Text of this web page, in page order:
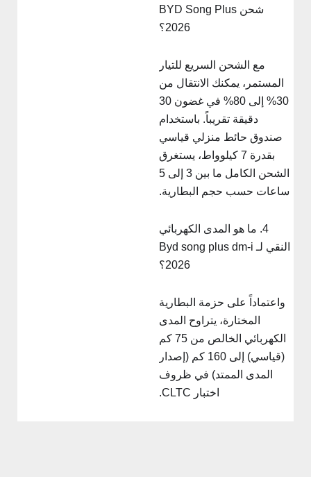
شحن BYD Song Plus
2026؟
مع الشحن السريع للتيار
المستمر، يمكنك الانتقال من
30% إلى 80% في غضون 30
دقيقة تقريباً. باستخدام
صندوق حائط منزلي قياسي
بقدرة 7 كيلوواط، يستغرق
الشحن الكامل ما بين 3 إلى 5
ساعات حسب حجم البطارية.
4. ما هو المدى الكهربائي
النقي لـ Byd song plus dm-i
2026؟
واعتماداً على حزمة البطارية
المختارة، يتراوح المدى
الكهربائي الخالص من 75 كم
(قياسي) إلى 160 كم (إصدار
المدى الممتد) في ظروف
اختبار CLTC.